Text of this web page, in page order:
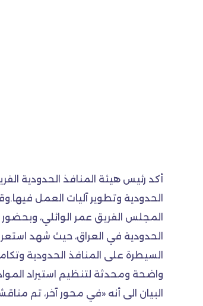
أكد رئيس هيئة المنافذ الحدودية
المجلس الفريق عمر الوائلي،
السيطرة على المنافذ الحدودية
واضحة ومحدثة لتنظيم استيراد
البيان الى أنه «في محور آخر، تم